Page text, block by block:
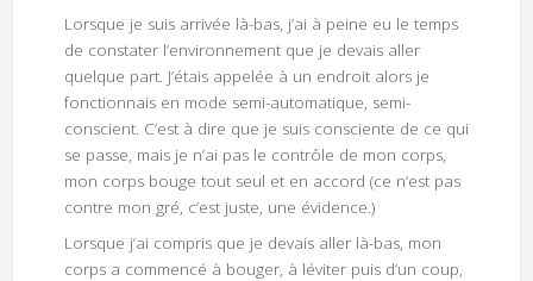
Lorsque je suis arrivée là-bas, j’ai à peine eu le temps
de constater l’environnement que je devais aller
quelque part. J’étais appelée à un endroit alors je
fonctionnais en mode semi-automatique, semi-
conscient. C’est à dire que je suis consciente de ce qui
se passe, mais je n’ai pas le contrôle de mon corps,
mon corps bouge tout seul et en accord (ce n’est pas
contre mon gré, c’est juste, une évidence.)
Lorsque j’ai compris que je devais aller là-bas, mon
corps a commencé à bouger, à léviter puis d’un coup,